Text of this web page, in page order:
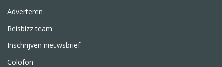
Adverteren
Reisbizz team
Inschrijven nieuwsbrief
Colofon